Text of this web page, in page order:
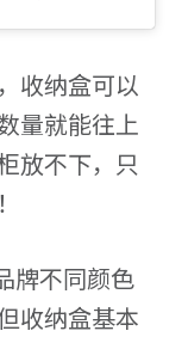
收纳盒可以
量就能往上
放不下，只
牌不同颜色
收纳盒基本